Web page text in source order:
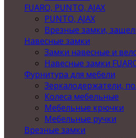
FUARO, PUNTO, AJAX
PUNTO, AJAX
Врезные замки,
Навесные замки
Замки навесные и
Навесные замки
Фурнитура для мебели
Зеркалодержатели,
Колеса мебельные
Мебельные крючки
Мебельные ручки
Врезные замки